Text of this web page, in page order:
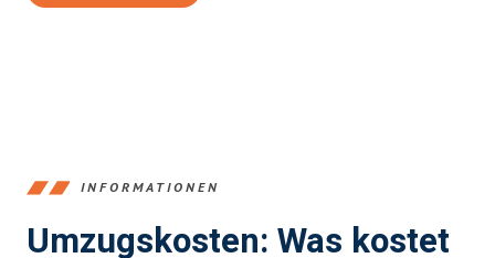
INFORMATIONEN
Umzugskosten: Was kostet